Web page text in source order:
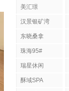
美汇璟
汉景银矿湾
东晓桑拿
珠海95#
瑞星休闲
酥域SPA